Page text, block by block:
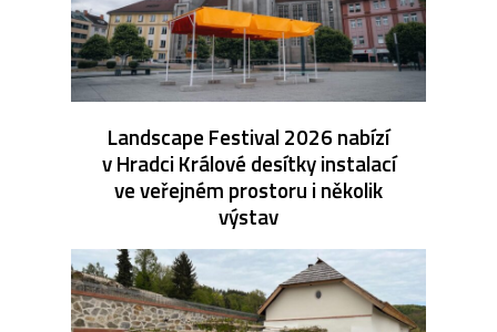
Landscape Festival 2026 nabízí
v Hradci Králové desítky instalací
ve veřejném prostoru i několik
výstav